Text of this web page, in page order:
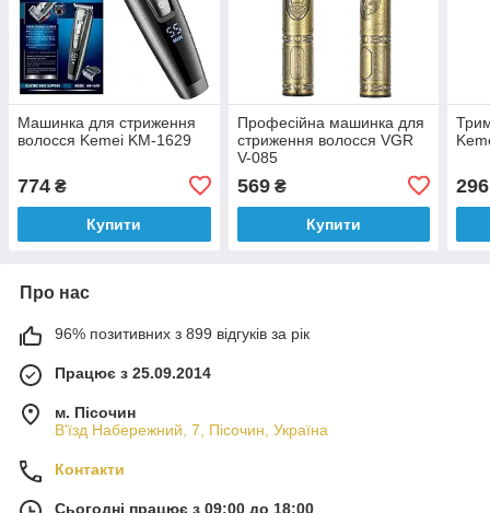
Машинка для стриження
волосся Kemei KM-1629
774 ₴
Купити
Професійна машинка для
стриження волосся VGR
V-085
569₴
Купити
296
Про нас
96% позитивних з 899 відгуків за рік
Працює з 25.09.2014
м. Пісочин
В'їзд Набережний, 7, Пісочин, Україна
Контакти
Сьогодні працює з 09:00 до 18:00